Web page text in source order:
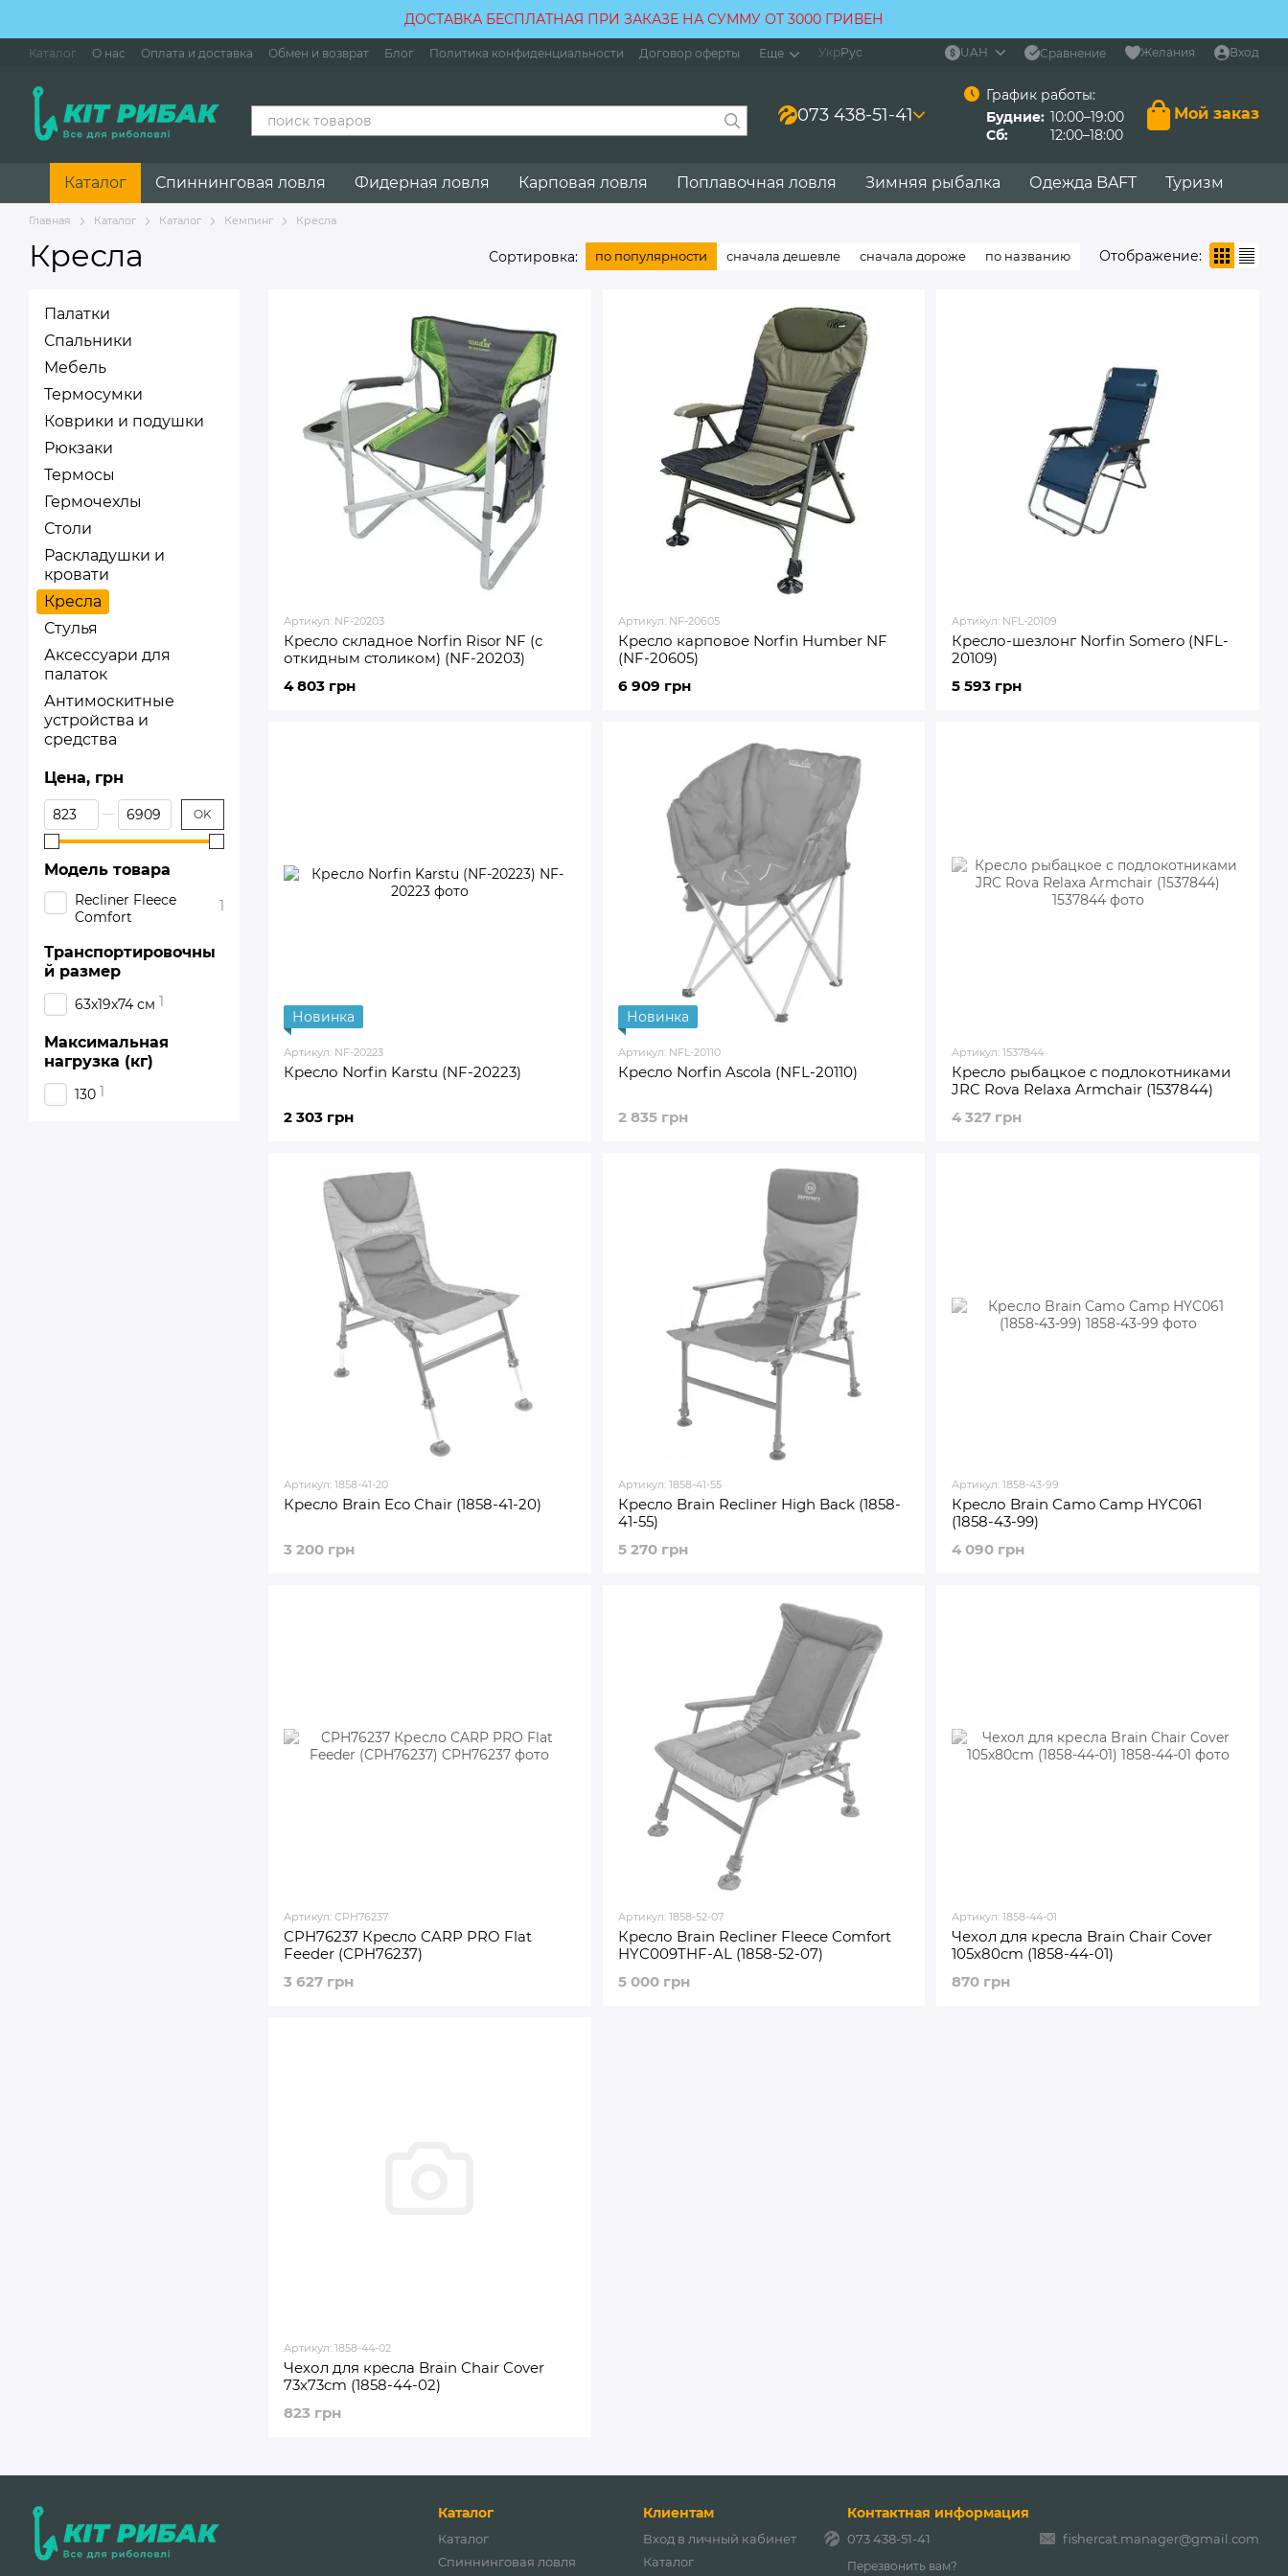
ДОСТАВКА БЕСПЛАТНАЯ ПРИ ЗАКАЗЕ НА СУММУ ОТ 3000 ГРИВЕН
Каталог О нас Оплата и доставка Обмен и возврат Блог Политика конфиденциальности Договор оферты Еще УкрРус UAH Сравнение Желания Вход
073 438-51-41
График работы:
Будние: 10:00–19:00
Сб:
12:00–18:00
Мой заказ
Каталог Спиннинговая ловля Фидерная ловля Карповая ловля Поплавочная ловля Зимняя рыбалка Одежда BAFT Туризм
Главная Каталог Каталог Кемпинг Кресла
Кресла Сортировка: по популярности сначала дешевле сначала дороже по названию Отображение:
Артикул: NF-20203
Кресло складное Norfin Risor NF (с
откидным столиком) (NF-20203)
4 803 грн
Артикул: NF-20605
Кресло карповое Norfin Humber NF
(NF-20605)
6 909 грн
Артикул: NFL-20109
Кресло-шезлонг Norfin Somero (NFL-
20109)
5 593 грн
Новинка
Артикул: NF-20223
Кресло Norfin Karstu (NF-20223)
2 303 грн
Новинка
Артикул: NFL-20110
Кресло Norfin Ascola (NFL-20110)
2 835 грн
Артикул: 1537844
Кресло рыбацкое с подлокотниками
JRC Rova Relaxa Armchair (1537844)
4 327 грн
Артикул: 1858-41-20
Кресло Brain Eco Chair (1858-41-20)
3 200 грн
Артикул: 1858-41-55
Кресло Brain Recliner High Back (1858-
41-55)
5 270 грн
Артикул: 1858-43-99
Кресло Brain Camo Camp HYC061
(1858-43-99)
4 090 грн
Артикул: CPH76237
CPH76237 Кресло CARP PRO Flat
Feeder (CPH76237)
3 627 грн
Артикул: 1858-52-07
Кресло Brain Recliner Fleece Comfort
HYC009THF-AL (1858-52-07)
5 000 грн
Артикул: 1858-44-01
Чехол для кресла Brain Chair Cover
105x80cm (1858-44-01)
870 грн
Артикул: 1858-44-02
Чехол для кресла Brain Chair Cover
73x73cm (1858-44-02)
823 грн
Палатки
Спальники
Мебель
Термосумки
Коврики и подушки
Рюкзаки
Термосы
Гермочехлы
Столи
Раскладушки и
кровати
Кресла
Стулья
Аксессуари для
палаток
Антимоскитные
устройства и
средства
Цена, грн
От Цена, грн
До Цена, грн OK
Модель товара
Recliner Fleece
Comfort
1
Транспортировочны
й размер
63x19x74 см 1
Максимальная
нагрузка (кг)
130 1
Каталог
Каталог
Спиннинговая ловля
Клиентам
Вход в личный кабинет
Каталог
Контактная информация
073 438-51-41
Перезвонить вам?
fishercat.manager@gmail.com